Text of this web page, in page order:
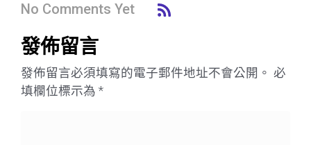
No Comments Yet
發佈留言
發佈留言必須填寫的電子郵件地址不會公開。 必
填欄位標示為 *